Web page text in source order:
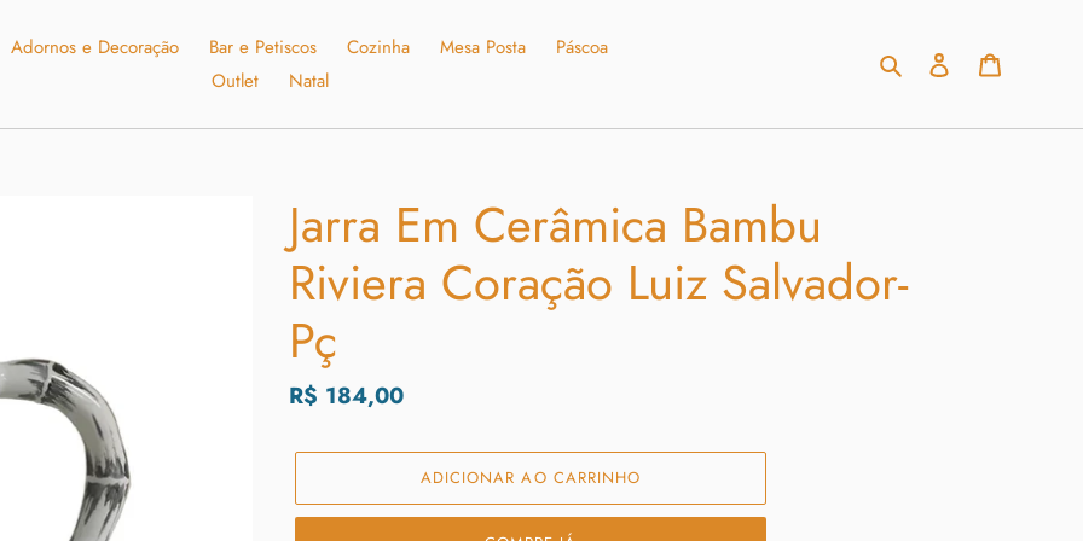
Adornos e Decoração Bar e Petiscos Cozinha Mesa Posta
Páscoa
Outlet
Natal
PesquisarFazer login
Jarra Em Cerâmica Bambu
Riviera Coração Luiz Salvador-
Pç
Preço
R$ 184,00
ADICIONAR AO CARRINHO